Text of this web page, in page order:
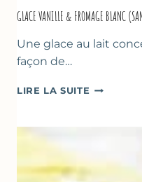
GLACE VANILLE & FROMAGE BLANC
Une glace au lait
façon de…
LIRE LA SUITE GLACE